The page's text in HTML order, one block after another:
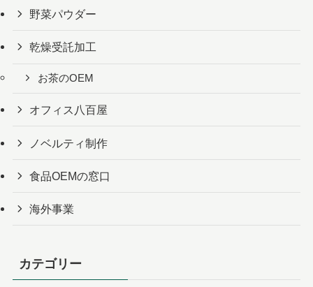
野菜パウダー
乾燥受託加工
お茶のOEM
オフィス八百屋
ノベルティ制作
食品OEMの窓口
海外事業
カテゴリー